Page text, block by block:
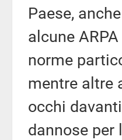
Paese,
alcune
norme
mentre altre
occhi
dannose per